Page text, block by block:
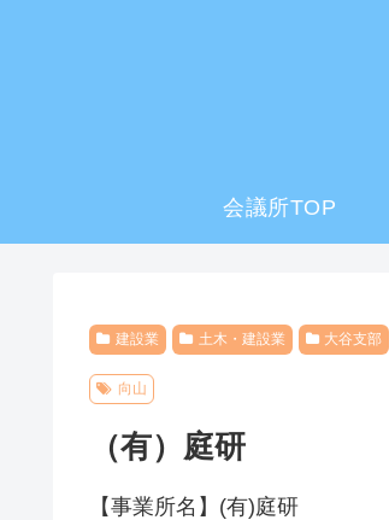
会議所TOP
建設業 土木・建設業 大谷支部
向山
（有）庭研
【事業所名】(有)庭研